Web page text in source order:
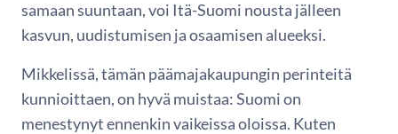
samaan suuntaan, voi Itä-Suomi nousta jälleen
kasvun, uudistumisen ja osaamisen alueeksi.
Mikkelissä, tämän päämajakaupungin perinteitä
kunnioittaen, on hyvä muistaa: Suomi on
menestynyt ennenkin vaikeissa oloissa. Kuten